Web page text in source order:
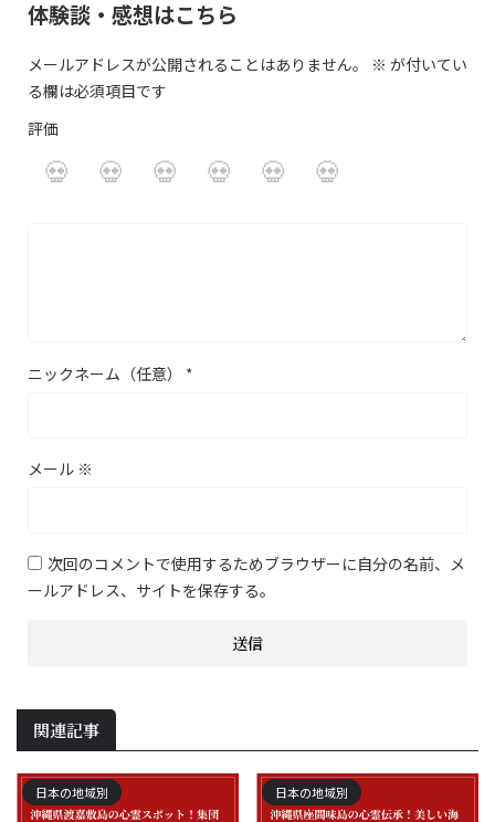
体験談・感想はこちら
メールアドレスが公開されることはありません。 ※ が付いてい
る欄は必須項目です
評価
ニックネーム（任意） *
メール ※
次回のコメントで使用するためブラウザーに自分の名前、メ
ールアドレス、サイトを保存する。
関連記事
日本の地域別 日本の地域別